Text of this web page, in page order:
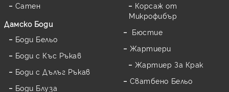
Сатен
Дамскo Боди
Боди Бельо
Боди с Къс Ръкав
Боди с Дълъг Ръкав
Боди Блуза
Корсаж от
Микрофибър
Бюстие
Жартиери
Жартиер За Крак
Сватбено Бельо